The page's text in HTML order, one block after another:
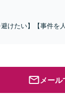
たい】【事件を
メー